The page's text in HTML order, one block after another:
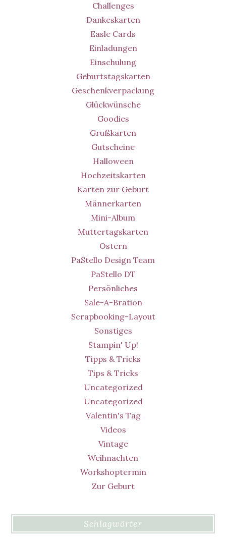
Challenges
Dankeskarten
Easle Cards
Einladungen
Einschulung
Geburtstagskarten
Geschenkverpackung
Glückwünsche
Goodies
Grußkarten
Gutscheine
Halloween
Hochzeitskarten
Karten zur Geburt
Männerkarten
Mini-Album
Muttertagskarten
Ostern
PaStello Design Team
PaStello DT
Persönliches
Sale-A-Bration
Scrapbooking-Layout
Sonstiges
Stampin' Up!
Tipps & Tricks
Tips & Tricks
Uncategorized
Uncategorized
Valentin's Tag
Videos
Vintage
Weihnachten
Workshoptermin
Zur Geburt
Schlagwörter